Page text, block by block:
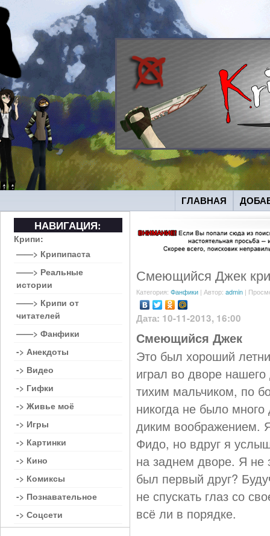
ГЛАВНАЯ
Смеющийся Джек
Категория: Фанфики | Автор: admin |
Дата: 10-11-2013, 16:00
Смеющийся Джек
Это был хороший
играл во дворе
тихим мальчиком, по
никогда не было много
диким воображением.
Фидо, но вдруг я
на заднем дворе. Я не
был первый друг?
не спускать глаз со
всё ли в порядке.
НАВИГАЦИЯ:
Крипи:
——> Крипипаста
——> Реальные
истории
——> Крипи от
читателей
——> Фанфики
-> Анекдоты
-> Видео
-> Гифки
-> Живье моё
-> Игры
-> Картинки
-> Кино
-> Комиксы
-> Познавательное
-> Соцсети